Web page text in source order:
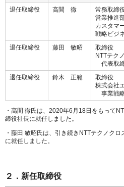
退任取締役
高間 徹
常務取締
営業推進
カスタマ
戦略ビジ
退任取締役
藤田 敏昭
取締役
NTTテク
代表取
退任取締役
鈴木 正範
取締役
株式会社
事業戦
・高間 徹氏は、2020年6月18日をもって
締役社長に就任しました。
・藤田 敏昭氏は、引き続きNTTテクノク
に就任しました。
２．新任取締役